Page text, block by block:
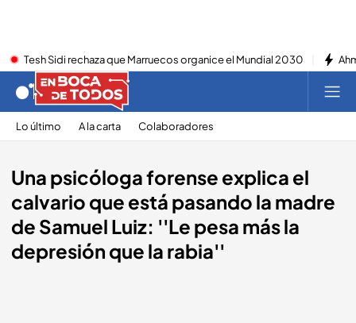
Tesh Sidi rechaza que Marruecos organice el Mundial 2030
Lo último A la carta Colaboradores
Una psicóloga forense explica el
calvario que está pasando la madre
de Samuel Luiz: ''Le pesa más la
depresión que la rabia''